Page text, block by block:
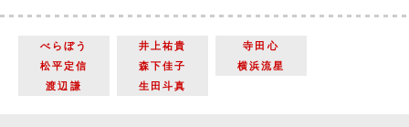
べらぼう 井上祐貴
寺田心
松平定信
森下佳子
横浜流星
渡辺謙
生田斗真